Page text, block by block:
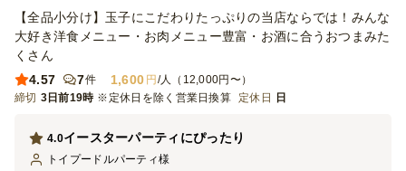
【全品小分け】玉子にこだわりたっぷりの当店ならでは！みんな
大好き洋食メニュー・お肉メニュー豊富・お酒に合うおつまみた
くさん
4.57
7件 1,600 円 /人（12,000円〜）
締切 3日前19時 ※定休日を除く営業日換算 定休日 日
イースターパーティにぴったり
4.0
トイプードルパーティ様